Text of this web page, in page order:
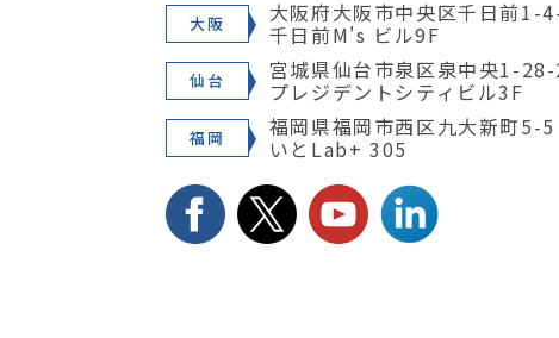
大阪 大阪府大阪市中央区千日前1-
千日前M's ビル9F
仙台 宮城県仙台市泉区泉中央1-
プレジデントシティビル3F
福岡 福岡県福岡市西区九大新町5-5
いとLab+ 305